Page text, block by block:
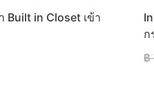
Built in Closet เข้า
ก
฿